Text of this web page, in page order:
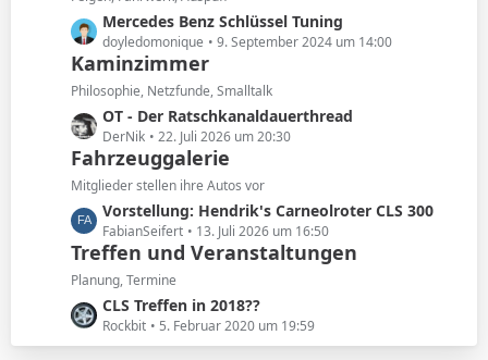
e
i
t
r
ä
g
e
e
B
i
t
r
ä
g
e
L
e
t
z
e
B
i
t
r
ä
g
e
Mercedes Benz Schlüssel Tuning
doyledomonique 9. September 2024 um 14:00
Kaminzimmer
Philosophie, Netzfunde, Smalltalk
L
e
t
z
e
B
i
t
r
OT - Der Ratschkanaldauerthread
DerNik 22. Juli 2026 um 20:30
Fahrzeuggalerie
Mitglieder stellen ihre Autos vor
L
e
t
z
e
B
Vorstellung: Hendrik's Carneolroter CLS 300
FabianSeifert 13. Juli 2026 um 16:50
Treffen und Veranstaltungen
Planung, Termine
L
e
t
CLS Treffen in 2018??
Rockbit 5. Februar 2020 um 19:59